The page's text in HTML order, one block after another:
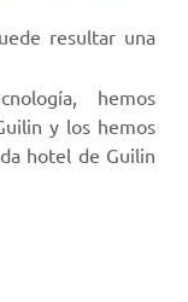
resultar una
hemos
y los hemos
hotel de Guilin